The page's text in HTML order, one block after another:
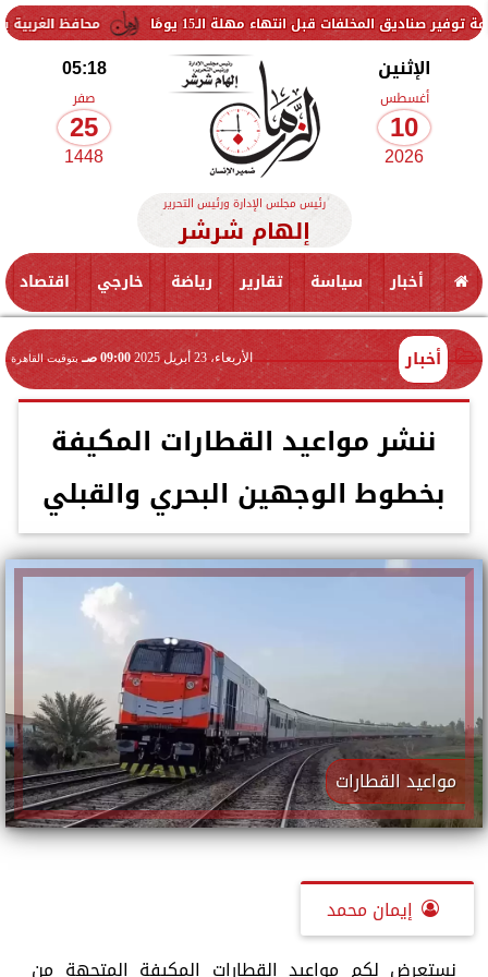
محافظ الغربية يتفقد حزمة من قبل انتهاء مهلة الـ15 يومًا
الإثنين
أغسطس
10
2026
05:18
صفر
25
1448
رئيس مجلس الإدارة ورئيس التحرير
إلهام شرشر
أخبار سياسة تقارير رياضة خارجي اقتصاد
أخبار الأربعاء، 23 أبريل 2025 09:00 صـ بتوقيت القاهرة
ننشر مواعيد القطارات المكيفة
بخطوط الوجهين البحري والقبلي
مواعيد القطارات
إيمان محمد